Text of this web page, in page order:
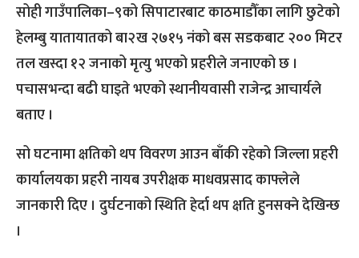
सोही गाउँपालिका–९को सिपाटारबाट काठमाडौँका लागि छुटेको
हेलम्बु यातायातको बा२ख २७१५ नंको बस सडकबाट २०० मिटर
तल खस्दा १२ जनाको मृत्यु भएको प्रहरीले जनाएको छ ।
पचासभन्दा बढी घाइते भएको स्थानीयवासी राजेन्द्र आचार्यले
बताए ।
सो घटनामा क्षतिको थप विवरण आउन बाँकी रहेको जिल्ला प्रहरी
कार्यालयका प्रहरी नायब उपरीक्षक माधवप्रसाद काफ्लेले
जानकारी दिए । दुर्घटनाको स्थिति हेर्दा थप क्षति हुनसक्ने देखिन्छ
।